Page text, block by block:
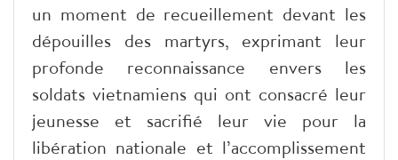
un moment de recueillement devant les
dépouilles des martyrs, exprimant leur
profonde reconnaissance envers les
soldats vietnamiens qui ont consacré leur
jeunesse et sacrifié leur vie pour la
libération nationale et l’accomplissement